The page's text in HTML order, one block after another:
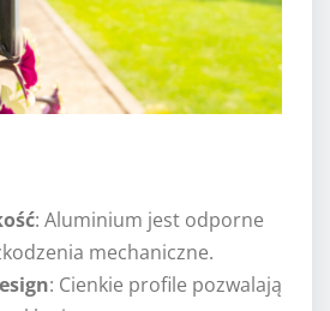
: Aluminium jest odporne
mechaniczne.
: Cienkie profile pozwalają